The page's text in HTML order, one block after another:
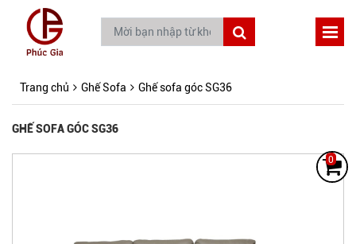
0
Trang chủ Ghế Sofa Ghế sofa góc SG36
GHẾ SOFA GÓC SG36